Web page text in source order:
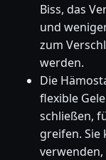
Biss, das
und
zum
werden.
Die
flexible
schließen,
greifen. Sie